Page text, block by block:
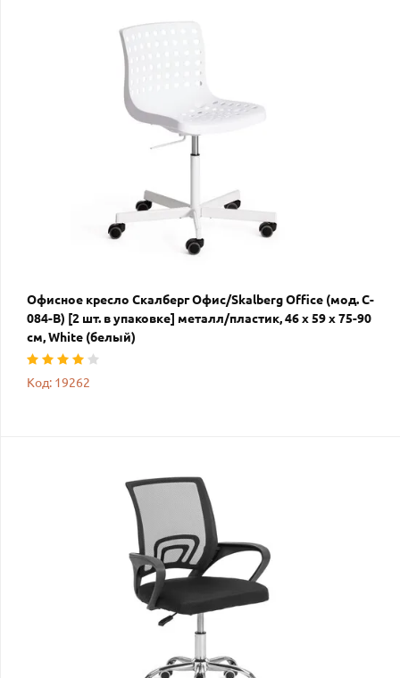
Офисное кресло Скалберг Офис/Skalberg Office (мод. C-
084-B) [2 шт. в упаковке] металл/пластик, 46 х 59 х 75-90
см, White (белый)
Код: 19262